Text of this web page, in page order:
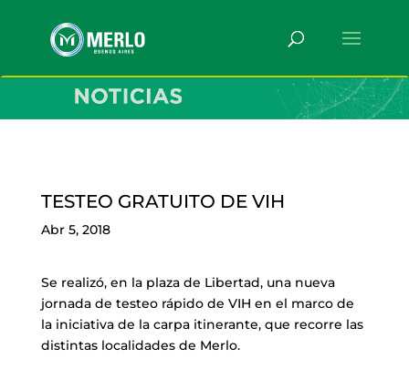
TESTEO GRATUITO DE VIH
Abr 5, 2018
Se realizó, en la plaza de Libertad, una nueva
jornada de testeo rápido de VIH en el marco de
la iniciativa de la carpa itinerante, que recorre las
distintas localidades de Merlo.